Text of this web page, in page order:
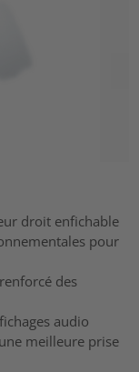
droit enfichable
pour
des
audio
meilleure prise